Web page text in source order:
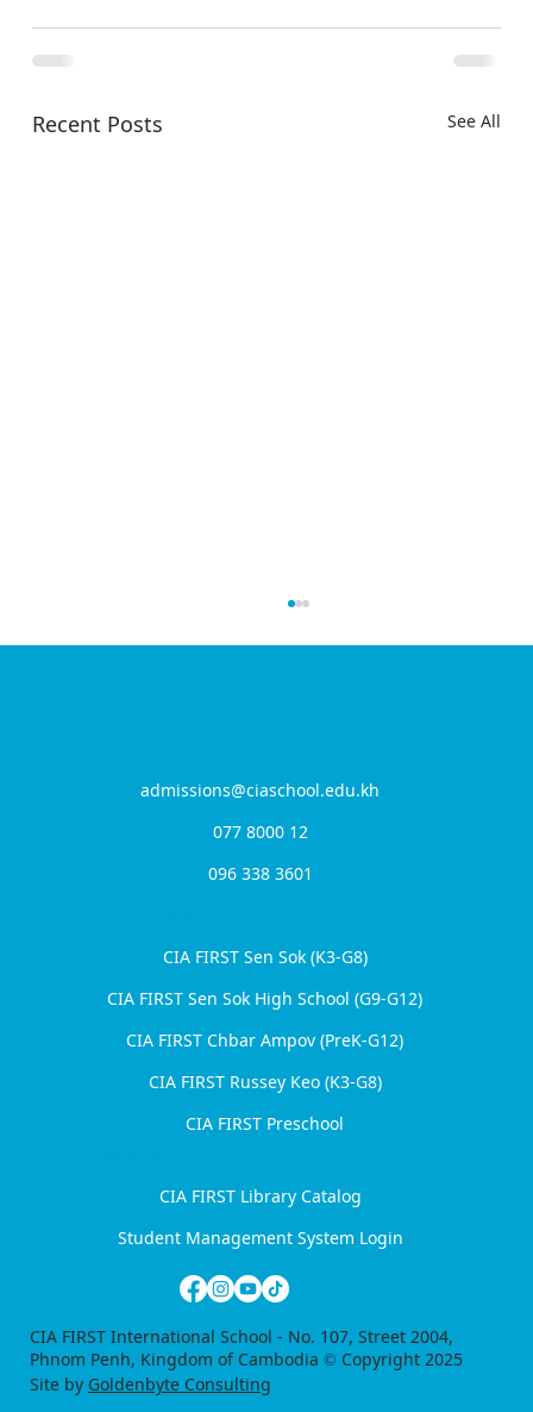
Recent Posts See All
Letter of Announcement: Student
​CIA FIRST International School - No. 107, Street 2004,
Phnom Penh, Kingdom of Cambodia © Copyright 2025
Site by Goldenbyte Consulting
admissions@ciaschool.edu.kh
077 8000 12
096 338 3601
CIA FIRST Sen Sok (K3-G8)
CIA FIRST Sen Sok High School (G9-G12)
CIA FIRST Chbar Ampov (PreK-G12)
CIA FIRST Russey Keo (K3-G8)
CIA FIRST Preschool
CIA FIRST Library Catalog
Student Management System Login